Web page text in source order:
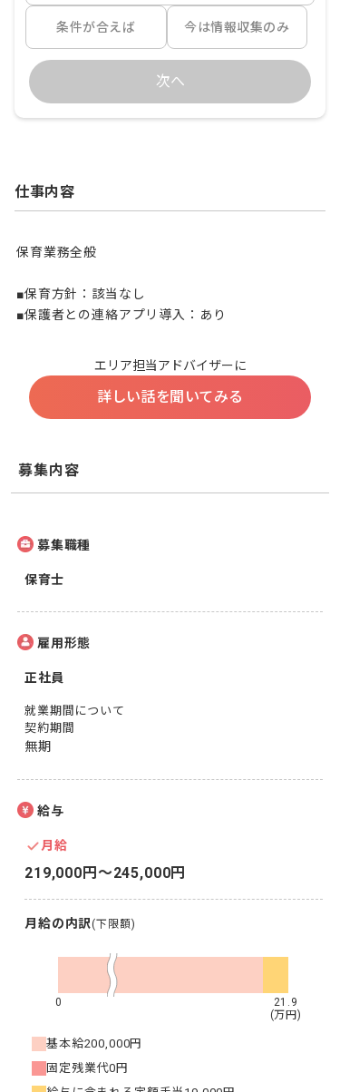
条件が合えば 今は情報収集のみ
次へ
仕事内容
保育業務全般
■保育方針：該当なし
■保護者との連絡アプリ導入：あり
エリア担当アドバイザーに
詳しい話を聞いてみる
募集内容
募集職種
保育士
雇用形態
正社員
就業期間について
契約期間
無期
給与
月給
219,000円〜245,000円
月給の内訳(下限額)
0
21.9
(万円)
基本給200,000円
固定残業代0円